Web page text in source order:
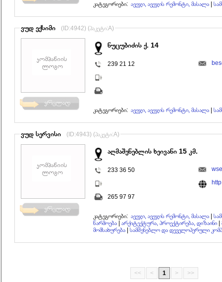
კატეგორიები: ავეჯი, ავეჯის რემონტი, მასალა
ვუდ ექსიმი (ID:4942) (პაკეტი:A)
ნუცუბიძის ქ. 14
239 21 12
კატეგორიები: ავეჯი, ავეჯის რემონტი, მასალა
ვუდ სერვისი (ID:4943) (პაკეტი:A)
აღმაშენებლის ხეივანი 15 კმ.
233 36 50
265 97 97
კატეგორიები: ავეჯი, ავეჯის რემონტი, მასალა
წარმოება
არქიტექტურა, პროექტირება, დიზაინი
მომსახურება
სამშენებლო და დეველოპერული
<< < 1 > >>